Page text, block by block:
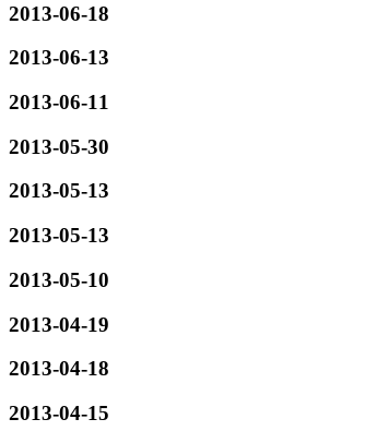
2013-06-18
2013-06-13
2013-06-11
2013-05-30
2013-05-13
2013-05-13
2013-05-10
2013-04-19
2013-04-18
2013-04-15